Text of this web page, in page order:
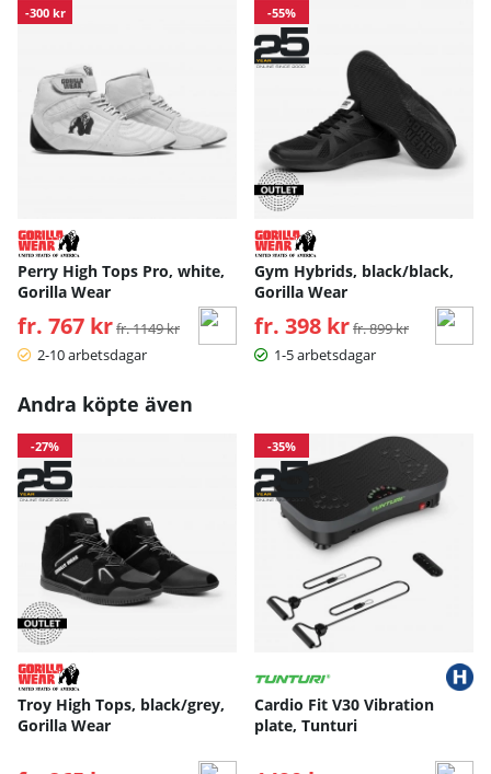
-300 kr
Perry High Tops Pro, white,
Gorilla Wear
fr. 767 kr Ordinarie pris:
fr. 1149 kr
2-10 arbetsdagar
-55%
Gym Hybrids, black/black,
Gorilla Wear
fr. 398 kr Ordinarie pris:
fr. 899 kr
1-5 arbetsdagar
Andra köpte även
-27%
Troy High Tops, black/grey,
Gorilla Wear
-35%
Cardio Fit V30 Vibration
plate, Tunturi